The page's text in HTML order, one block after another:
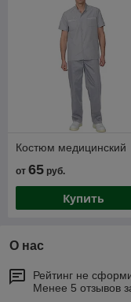
Костюм медицинский
от 65 руб.
Купить
О нас
Рейтинг не
Менее 5 отзывов